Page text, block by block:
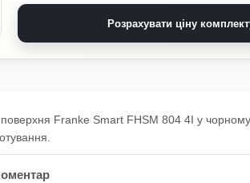
Розрахувати ціну
поверхня Franke Smart FHSM 804 4I у